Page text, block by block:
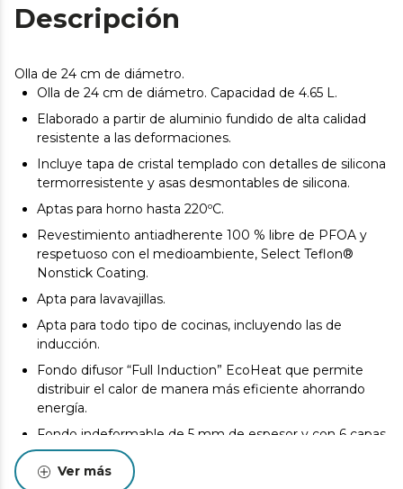
Descripción
Olla de 24 cm de diámetro.
Olla de 24 cm de diámetro. Capacidad de 4.65 L.
Elaborado a partir de aluminio fundido de alta calidad
resistente a las deformaciones.
Incluye tapa de cristal templado con detalles de silicona
termorresistente y asas desmontables de silicona.
​​Aptas para horno hasta 220ºC.
Revestimiento antiadherente 100 % libre de PFOA y
respetuoso con el medioambiente, Select Teflon®
Nonstick Coating.
Apta para lavavajillas.
Apta para todo tipo de cocinas, incluyendo las de
inducción.
Fondo difusor “Full Induction” EcoHeat que permite
distribuir el calor de manera más eficiente ahorrando
energía.
Fondo indeformable de 5 mm de espesor y con 6 capas
para una mayor resistencia.
Placa de inducción de 182 mm.
Ver más